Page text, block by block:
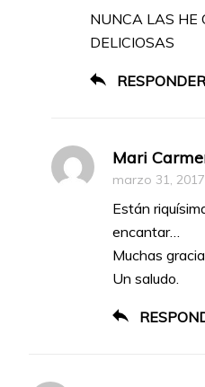
NUNCA LAS HE
DELICIOSAS
RESPONDER
Mari
marzo 31,
Están
encantar…
Muchas
Un saludo.